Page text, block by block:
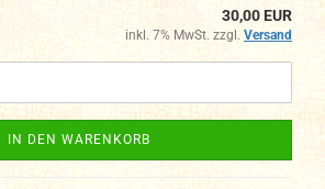
30,00 EUR
inkl. 7% MwSt. zzgl. Versand
IN DEN WARENKORB